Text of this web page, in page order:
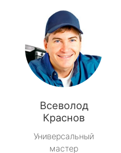
Всеволод
Краснов
Универсальный
мастер